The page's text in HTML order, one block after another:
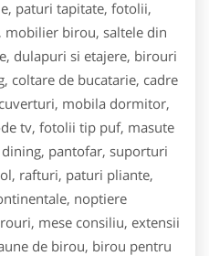
paturi tapitate, fotolii,
mobilier birou, saltele din
dulapuri si etajere, birouri
coltare de bucatarie, cadre
mobila dormitor,
tv, fotolii tip puf, masute
pantofar, suporturi
rafturi, paturi pliante,
noptiere
mese consiliu, extensii
de birou, birou pentru